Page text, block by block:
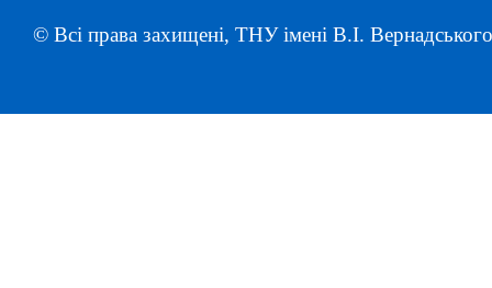
© Всі права захищені, ТНУ імені В.І.